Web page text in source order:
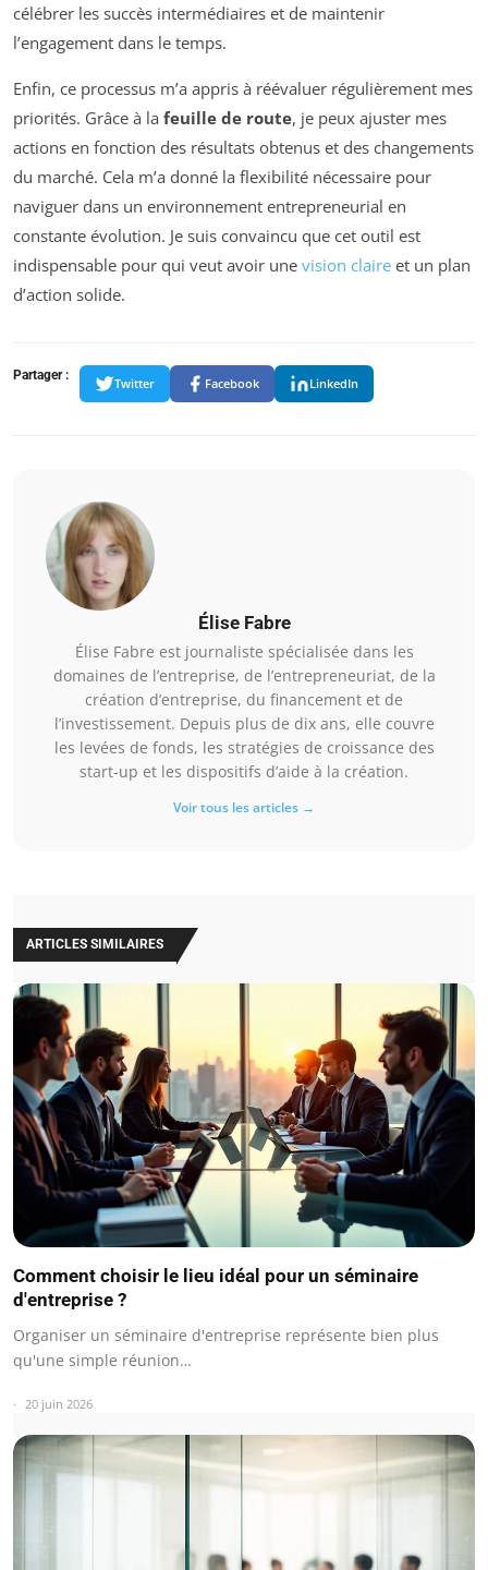
célébrer les succès intermédiaires et de maintenir
l’engagement dans le temps.
Enfin, ce processus m’a appris à réévaluer régulièrement mes
priorités. Grâce à la feuille de route, je peux ajuster mes
actions en fonction des résultats obtenus et des changements
du marché. Cela m’a donné la flexibilité nécessaire pour
naviguer dans un environnement entrepreneurial en
constante évolution. Je suis convaincu que cet outil est
indispensable pour qui veut avoir une vision claire et un plan
d’action solide.
Partager :
Twitter Facebook LinkedIn
Élise Fabre
Élise Fabre est journaliste spécialisée dans les
domaines de l’entreprise, de l’entrepreneuriat, de la
création d’entreprise, du financement et de
l’investissement. Depuis plus de dix ans, elle couvre
les levées de fonds, les stratégies de croissance des
start-up et les dispositifs d’aide à la création.
Voir tous les articles →
ARTICLES SIMILAIRES
Comment choisir le lieu idéal pour un séminaire
d'entreprise ?
Organiser un séminaire d'entreprise représente bien plus
qu'une simple réunion…
20 juin 2026